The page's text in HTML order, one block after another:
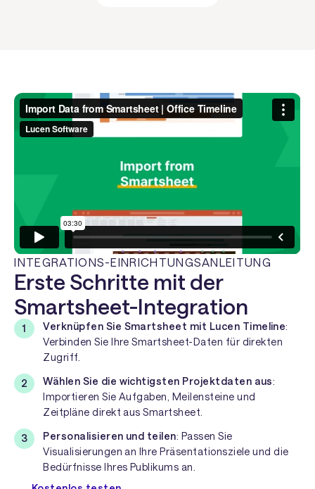
INTEGRATIONS-EINRICHTUNGSANLEITUNG
Erste Schritte mit der
Smartsheet-Integration
Verknüpfen Sie Smartsheet mit Lucen Timeline:
Verbinden Sie Ihre Smartsheet-Daten für direkten
Zugriff.
Wählen Sie die wichtigsten Projektdaten aus:
Importieren Sie Aufgaben, Meilensteine und
Zeitpläne direkt aus Smartsheet.
Personalisieren und teilen: Passen Sie
Visualisierungen an Ihre Präsentationsziele und die
Bedürfnisse Ihres Publikums an.